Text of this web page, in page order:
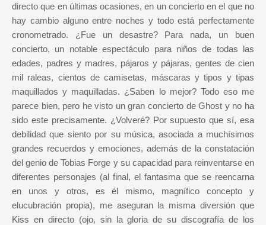
directo que en últimas ocasiones, en un concierto en el que no
hay cambio alguno entre noches y todo está perfectamente
cronometrado. ¿Fue un desastre? Para nada, un buen
concierto, un notable espectáculo para niños de todas las
edades, padres y madres, pájaros y pájaras, gentes de cien
mil raleas, cientos de camisetas, máscaras y tipos y tipas
maquillados y maquilladas. ¿Saben lo mejor? Todo eso me
parece bien, pero he visto un gran concierto de Ghost y no ha
sido este precisamente. ¿Volveré? Por supuesto que sí, esa
debilidad que siento por su música, asociada a muchísimos
grandes recuerdos y emociones, además de la constatación
del genio de Tobias Forge y su capacidad para reinventarse en
diferentes personajes (al final, el fantasma que se reencarna
en unos y otros, es él mismo, magnífico concepto y
elucubración propia), me aseguran la misma diversión que
Kiss en directo (ojo, sin la gloria de su discografía de los